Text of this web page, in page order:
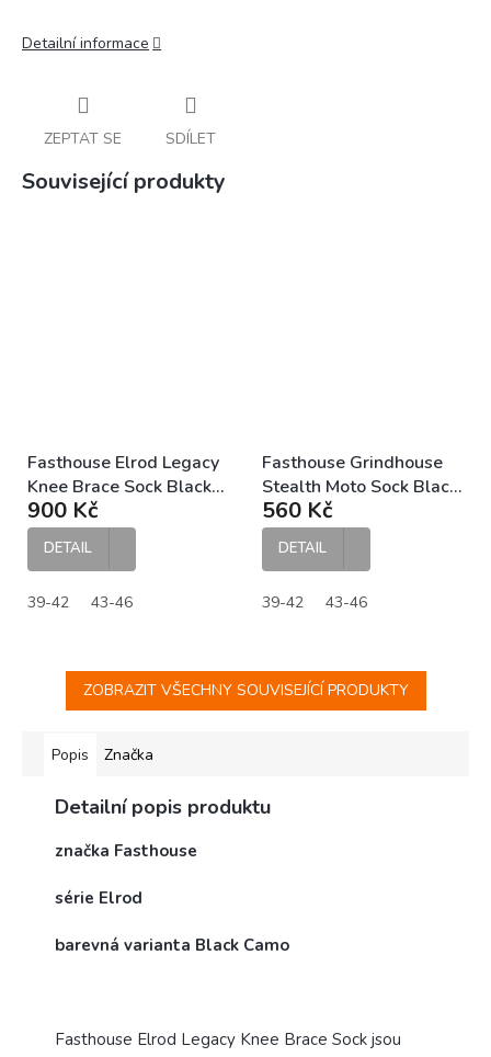
Detailní informace
ZEPTAT SE SDÍLET
Související produkty
Fasthouse Elrod Legacy
Knee Brace Sock Black
motokrosové ponožky
900 Kč
DETAIL
39-42 43-46
Fasthouse Grindhouse
Stealth Moto Sock Black
motokrosové ponožky
560 Kč
DETAIL
39-42 43-46
ZOBRAZIT VŠECHNY SOUVISEJÍCÍ PRODUKTY
Popis Značka
Detailní popis produktu
značka Fasthouse
série Elrod
barevná varianta Black Camo
Fasthouse Elrod Legacy Knee Brace Sock jsou